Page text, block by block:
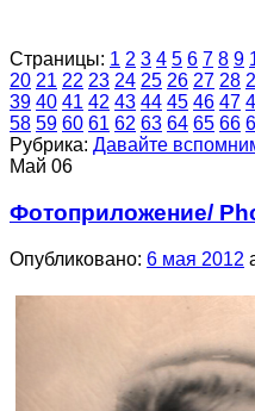
Страницы: 1 2 3 4 5 6 7 8 9
20 21 22 23 24 25 26 27 28
39 40 41 42 43 44 45 46 47
58 59 60 61 62 63 64 65 66
Рубрика: Давайте
Май 06
Фотоприложение/
Опубликовано: 6 мая 2012